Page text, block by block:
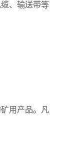
、输送带等
用产品。凡